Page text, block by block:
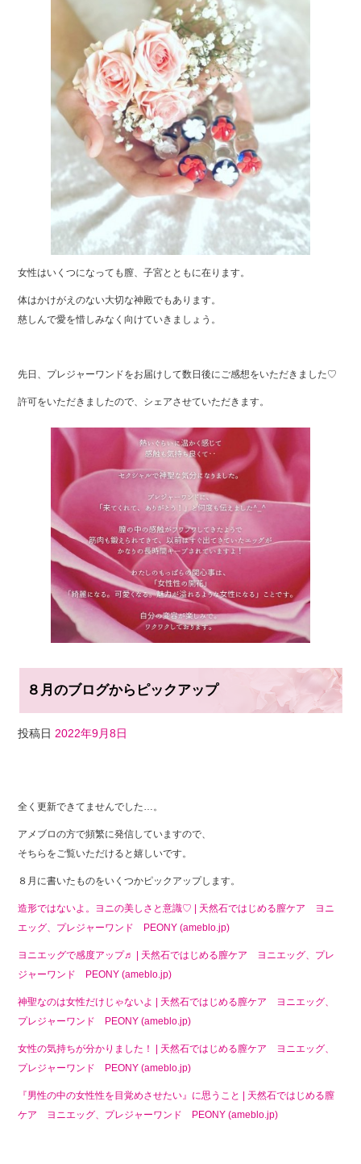
女性はいくつになっても膣、子宮とともに在ります。
体はかけがえのない大切な神殿でもあります。
慈しんで愛を惜しみなく向けていきましょう。
先日、プレジャーワンドをお届けして数日後にご感想をいただきました♡
許可をいただきましたので、シェアさせていただきます。
８月のブログからピックアップ
投稿日 2022年9月8日
a
c
e
b
o
o
k
wi
tt
er
n
e
全く更新できてませんでした…。
アメブロの方で頻繁に発信していますので、
そちらをご覧いただけると嬉しいです。
８月に書いたものをいくつかピックアップします。
造形ではないよ。ヨニの美しさと意識♡ | 天然石ではじめる膣ケア ヨニ
エッグ、プレジャーワンド PEONY (ameblo.jp)
ヨニエッグで感度アップ♬ | 天然石ではじめる膣ケア ヨニエッグ、プレ
ジャーワンド PEONY (ameblo.jp)
神聖なのは女性だけじゃないよ | 天然石ではじめる膣ケア ヨニエッグ、
プレジャーワンド PEONY (ameblo.jp)
女性の気持ちが分かりました！ | 天然石ではじめる膣ケア ヨニエッグ、
プレジャーワンド PEONY (ameblo.jp)
『男性の中の女性性を目覚めさせたい』に思うこと | 天然石ではじめる膣
ケア ヨニエッグ、プレジャーワンド PEONY (ameblo.jp)